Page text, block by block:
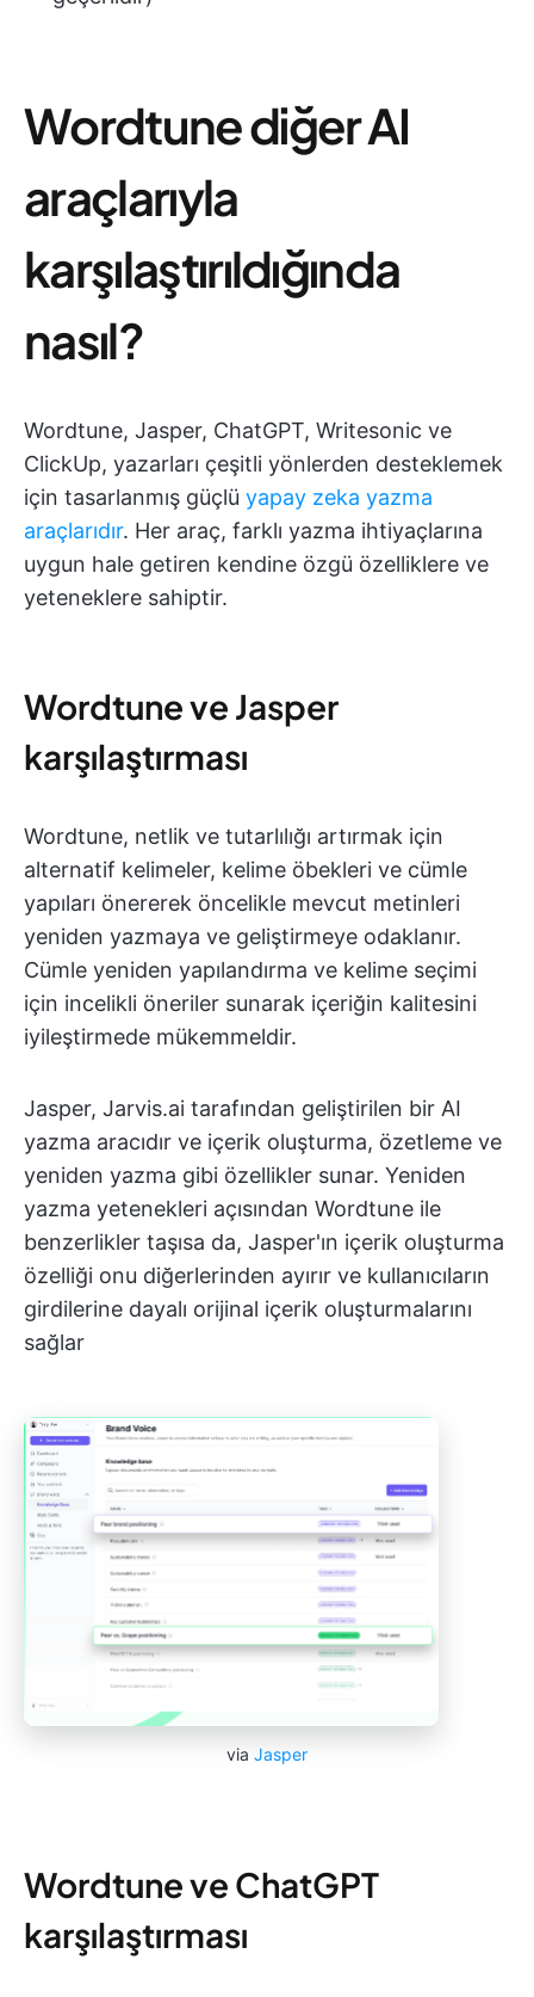
Wordtune diğer AI
araçlarıyla
karşılaştırıldığında
nasıl?
Wordtune, Jasper, ChatGPT, Writesonic ve
ClickUp, yazarları çeşitli yönlerden desteklemek
için tasarlanmış güçlü yapay zeka yazma
araçlarıdır. Her araç, farklı yazma ihtiyaçlarına
uygun hale getiren kendine özgü özelliklere ve
yeteneklere sahiptir.
Wordtune ve Jasper
karşılaştırması
Wordtune, netlik ve tutarlılığı artırmak için
alternatif kelimeler, kelime öbekleri ve cümle
yapıları önererek öncelikle mevcut metinleri
yeniden yazmaya ve geliştirmeye odaklanır.
Cümle yeniden yapılandırma ve kelime seçimi
için incelikli öneriler sunarak içeriğin kalitesini
iyileştirmede mükemmeldir.
Jasper, Jarvis.ai tarafından geliştirilen bir AI
yazma aracıdır ve içerik oluşturma, özetleme ve
yeniden yazma gibi özellikler sunar. Yeniden
yazma yetenekleri açısından Wordtune ile
benzerlikler taşısa da, Jasper'ın içerik oluşturma
özelliği onu diğerlerinden ayırır ve kullanıcıların
girdilerine dayalı orijinal içerik oluşturmalarını
sağlar
via Jasper
Wordtune ve ChatGPT
karşılaştırması